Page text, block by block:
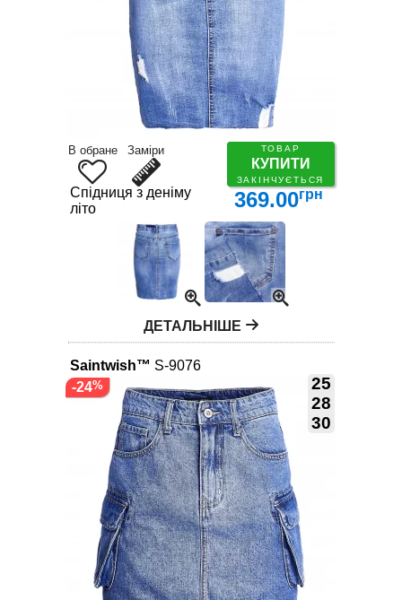
В обране Заміри ТОВАР
КУПИТИ
ЗАКІНЧУЄТЬСЯ
Спідниця з деніму
літо
369.00грн
ДЕТАЛЬНІШЕ
Saintwish™ S-9076
25
28
30
-24